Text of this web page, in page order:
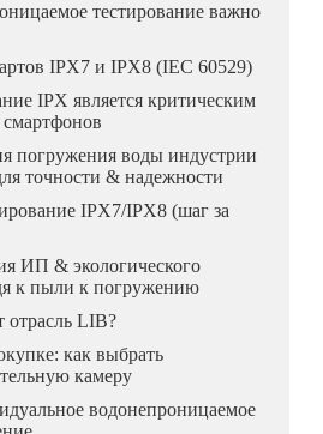
тестирование важно
IPX7 и IPX8 (IEC 60529)
IPX является критическим
смартфонов
погружения воды индустрии
точности & надежности
IPX7/IPX8 (шаг за
ИП & экологического
к пыли к погружению
LIB?
как выбрать
камеру
водонепроницаемое